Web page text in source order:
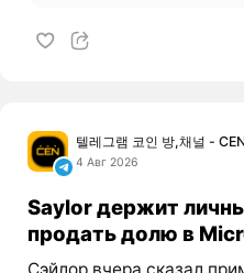
텔레그램 코인 방,채널 -
4 Авг 2026
Saylor держит
продать долю в